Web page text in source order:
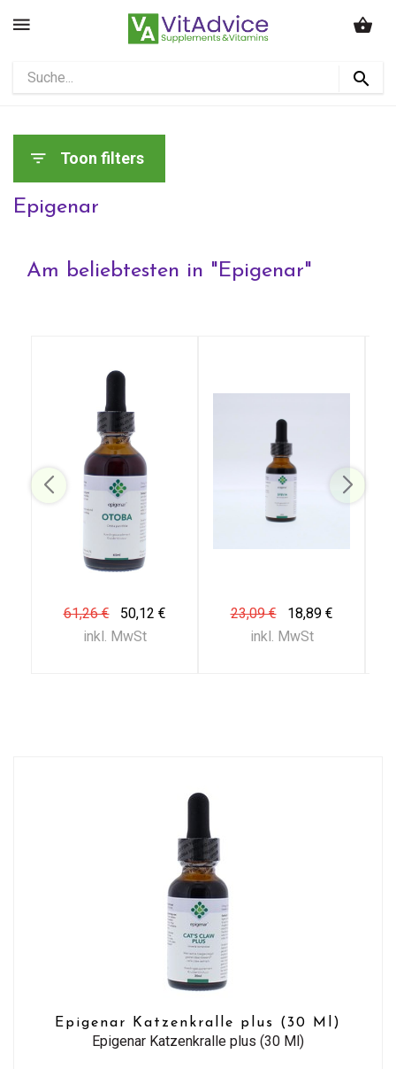
Toon filters
Epigenar
Am beliebtesten in "Epigenar"
61,26 €
50,12 €
inkl. MwSt
23,09 €
18,89 €
inkl. MwSt
Epigenar Katzenkralle plus (30 Ml)
Epigenar Katzenkralle plus (30 Ml)